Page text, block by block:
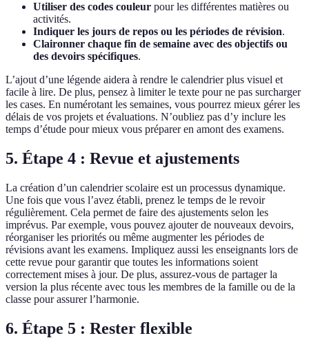
Utiliser des codes couleur pour les différentes matières ou
activités.
Indiquer les jours de repos ou les périodes de révision.
Claironner chaque fin de semaine avec des objectifs ou
des devoirs spécifiques.
L’ajout d’une légende aidera à rendre le calendrier plus visuel et
facile à lire. De plus, pensez à limiter le texte pour ne pas surcharger
les cases. En numérotant les semaines, vous pourrez mieux gérer les
délais de vos projets et évaluations. N’oubliez pas d’y inclure les
temps d’étude pour mieux vous préparer en amont des examens.
5. Étape 4 : Revue et ajustements
La création d’un calendrier scolaire est un processus dynamique.
Une fois que vous l’avez établi, prenez le temps de le revoir
régulièrement. Cela permet de faire des ajustements selon les
imprévus. Par exemple, vous pouvez ajouter de nouveaux devoirs,
réorganiser les priorités ou même augmenter les périodes de
révisions avant les examens. Impliquez aussi les enseignants lors de
cette revue pour garantir que toutes les informations soient
correctement mises à jour. De plus, assurez-vous de partager la
version la plus récente avec tous les membres de la famille ou de la
classe pour assurer l’harmonie.
6. Étape 5 : Rester flexible